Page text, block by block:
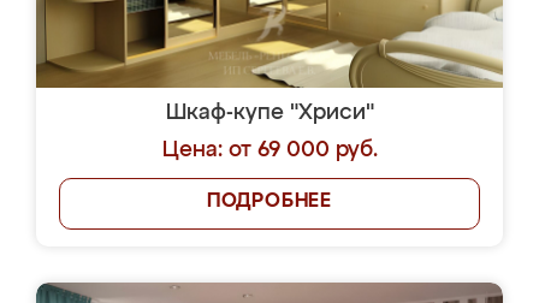
Шкаф-купе "Хриси"
Цена: от 69 000 руб.
ПОДРОБНЕЕ